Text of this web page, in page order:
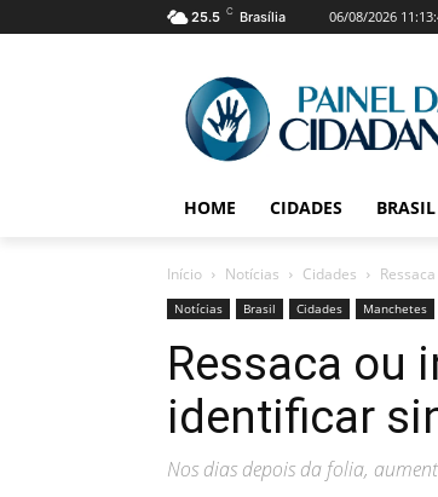
25.5 C Brasília 06/08/2026
HOME CIDADES BRASIL
Início Notícias Cidades
Notícias Brasil Cidades Manchetes
Ressaca ou
identificar
Nos dias depois da folia,